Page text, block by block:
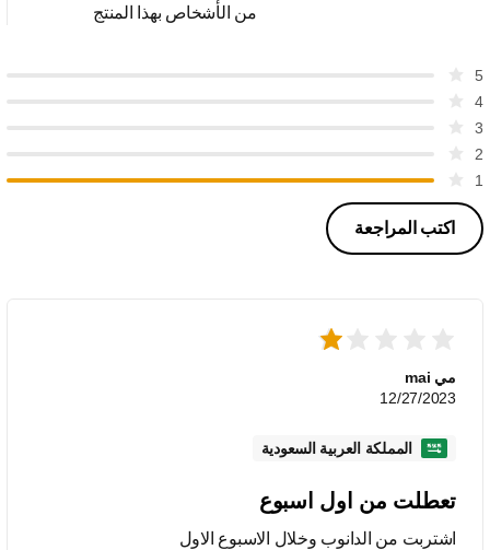
من الأشخاص بهذا المنتج
5
4
3
2
1
اكتب المراجعة
مي mai
12/27/2023
المملكة العربية السعودية
تعطلت من اول اسبوع
اشتربت من الدانوب وخلال الاسبوع الاول